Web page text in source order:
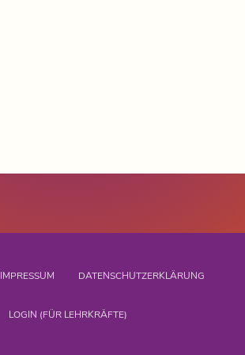
IMPRESSUM DATENSCHUTZERKLÄRUNG
LOGIN (FÜR LEHRKRÄFTE)